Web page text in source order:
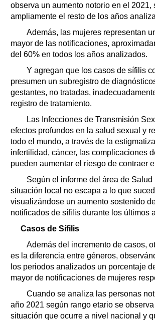
observa un aumento notorio en el 2021,
ampliamente el resto de los años
Además, las mujeres representan
mayor de las notificaciones,
del 60% en todos los años analizados.
Y agregan que los casos de sífilis
presumen un subregistro de
gestantes, no tratadas,
registro de tratamiento.
Las Infecciones de Transmisión
efectos profundos en la salud sexual y
todo el mundo, a través de la
infertilidad, cáncer, las complicaciones
pueden aumentar el riesgo de contraer
Según el informe del área de Salud
situación local no escapa a lo que
visualizándose un aumento sostenido
notificados de sífilis durante los últimos
Casos de Sífilis
Además del incremento de casos,
es la diferencia entre géneros,
los periodos analizados un porcentaje
mayor de notificaciones de mujeres
Cuando se analiza las personas
año 2021 según rango etario se
situación que ocurre a nivel nacional y